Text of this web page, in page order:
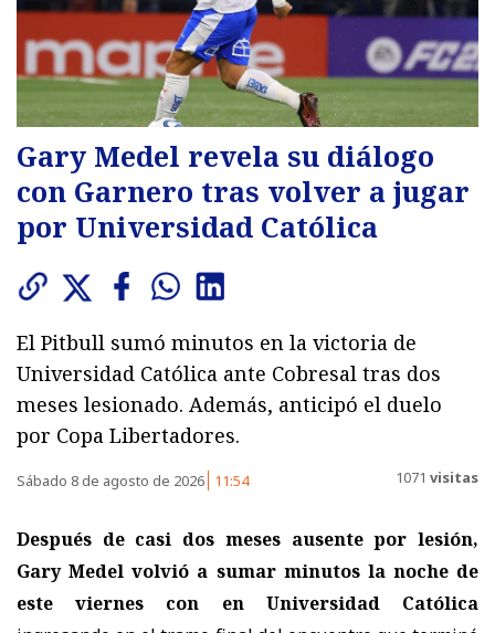
Gary Medel revela su diálogo
con Garnero tras volver a jugar
por Universidad Católica
El Pitbull sumó minutos en la victoria de
Universidad Católica ante Cobresal tras dos
meses lesionado. Además, anticipó el duelo
por Copa Libertadores.
Sábado 8 de agosto de 2026 11:54 1071 visitas
Después de casi dos meses ausente por lesión,
Gary Medel volvió a sumar minutos la noche de
este viernes con en Universidad Católica